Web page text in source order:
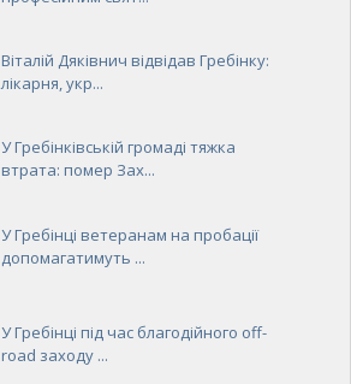
Віталій Дяківнич відвідав Гребінку:
лікарня, укр...
У Гребінківській громаді тяжка
втрата: помер Зах...
У Гребінці ветеранам на пробації
допомагатимуть ...
У Гребінці під час благодійного off-
road заходу ...